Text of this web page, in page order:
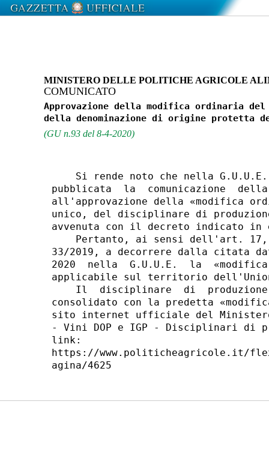
MINISTERO DELLE POLITICHE AGRICOLE
COMUNICATO
Approvazione della modifica ordinaria
(GU n.93 del 8-4-2020)
Si rende noto che nella
pubblicata  la  comunicazione
all'approvazione della «modifica
unico, del disciplinare di
avvenuta con il decreto indicato
Pertanto, ai sensi dell'art.
33/2019, a decorrere dalla citata
2020  nella  G.U.U.E.  la
applicabile sul territorio
Il  disciplinare  di
consolidato con la predetta
sito internet ufficiale del
- Vini DOP e IGP - Disciplinari di
link:
https://www.politicheagricole.it/flex/